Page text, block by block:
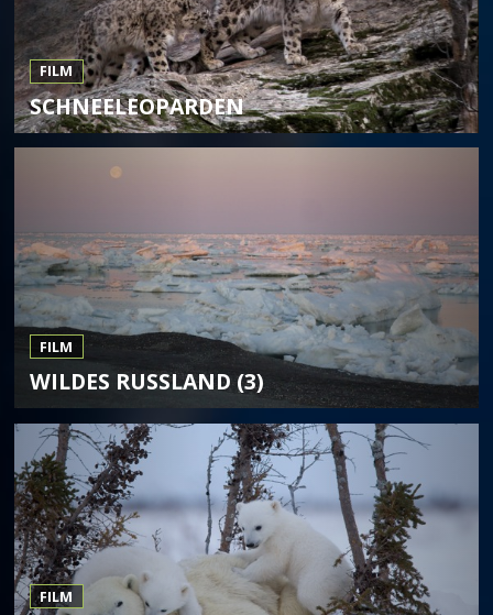
FILM
SCHNEELEOPARDEN
FILM
WILDES RUSSLAND (3)
FILM